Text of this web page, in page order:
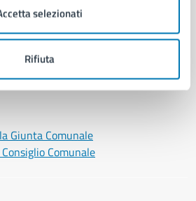
selezionati
Rifiuta
Giunta Comunale
Comunale